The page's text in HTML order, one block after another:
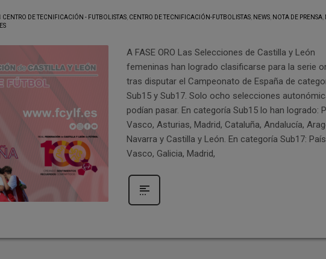
CENTRO DE TECNIFICACIÓN - FUTBOLISTAS CENTRO DE TECNIFICACIÓN-FUTBOLISTAS NEWS NOTA DE PRENSA
A FASE ORO Las Selecciones de Castilla y León
femeninas han logrado clasificarse para la serie
tras disputar el Campeonato de España de
Sub15 y Sub17. Solo ocho selecciones
podían pasar. En categoría Sub15 lo han logrado:
Vasco, Asturias, Madrid, Cataluña, Andalucía,
Navarra y Castilla y León. En categoría Sub17: País
Vasco, Galicia, Madrid,